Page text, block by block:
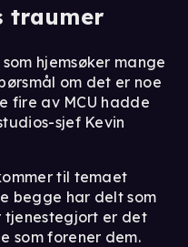
traumer
hjemsøker mange
om det er noe
fire av MCU hadde
sjef Kevin
til temaet
begge har delt som
tjenestegjort er det
som forener dem.